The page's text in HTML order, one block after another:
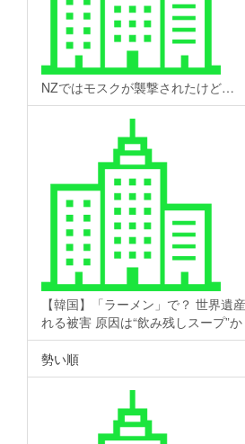
NZではモスクが襲撃されたけど…
【韓国】「ラーメン」で？ 世界
れる被害 原因は“飲み残しスープ”か
勢い順